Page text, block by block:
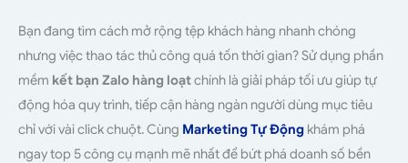
Bạn đang tìm cách mở rộng tệp khách hàng nhanh chóng
nhưng việc thao tác thủ công quá tốn thời gian? Sử dụng phần
mềm kết bạn Zalo hàng loạtchính là giải pháp tối ưu giúp tự
động hóa quy trình, tiếp cận hàng ngàn người dùng mục tiêu
chỉ với vài click chuột. Cùng Marketing Tự Động khám phá
ngay top 5 công cụ mạnh mẽ nhất để bứt phá doanh số bền